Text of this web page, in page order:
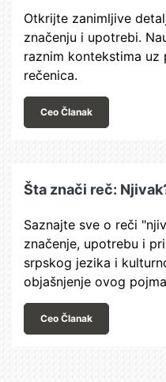
Otkrijte zanimljive
značenju i upotrebi.
raznim kontekstima uz
rečenica.
Ceo Članak
Šta znači reč:
Saznajte sve o reči
značenje, upotrebu i
srpskog jezika i
objašnjenje ovog
Ceo Članak